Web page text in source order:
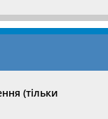
(тільки